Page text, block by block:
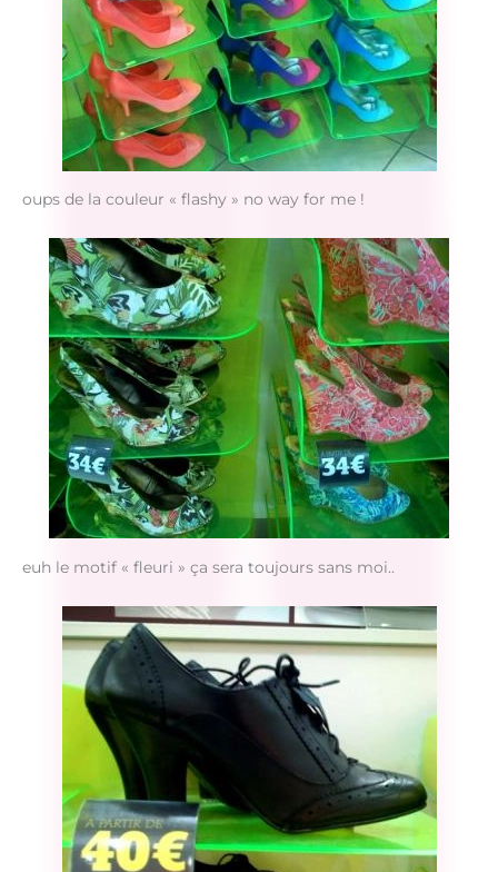
oups de la couleur « flashy » no way for me !
euh le motif « fleuri » ça sera toujours sans moi..